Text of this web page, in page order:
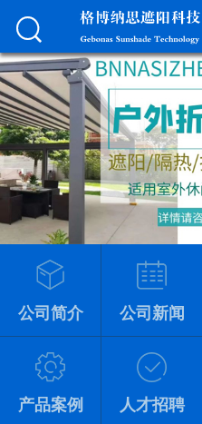

公司简介 公司新闻
产品案例 人才招聘